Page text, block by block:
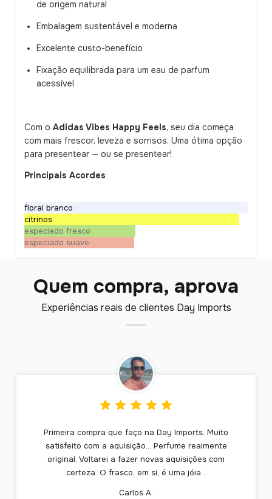
de origem natural
Embalagem sustentável e moderna
Excelente custo-benefício
Fixação equilibrada para um eau de parfum
acessível
Com o Adidas Vibes Happy Feels, seu dia começa
com mais frescor, leveza e sorrisos. Uma ótima opção
para presentear — ou se presentear!
Principais Acordes
floral branco
citrinos
especiado fresco
especiado suave
Quem compra, aprova
Experiências reais de clientes Day Imports
Primeira compra que faço na Day Imports. Muito
satisfeito com a aquisição... Perfume realmente
original. Voltarei a fazer novas aquisições com
certeza. O frasco, em si, é uma jóia...
Carlos A.